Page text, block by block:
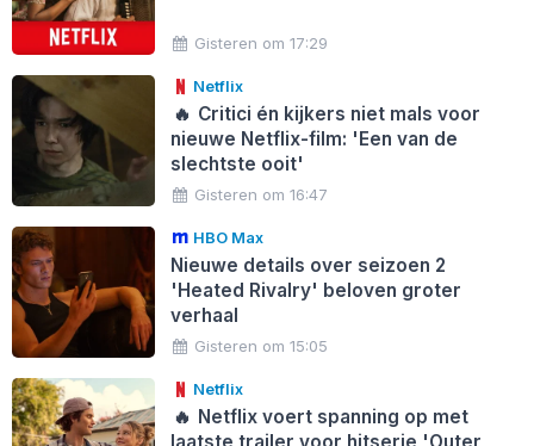
Gisteren om 17:29
Netflix
🔥 Critici én kijkers niet mals voor
nieuwe Netflix-film: 'Een van de
slechtste ooit'
Gisteren om 16:47
HBO Max
Nieuwe details over seizoen 2
'Heated Rivalry' beloven groter
verhaal
Gisteren om 15:05
Netflix
🔥 Netflix voert spanning op met